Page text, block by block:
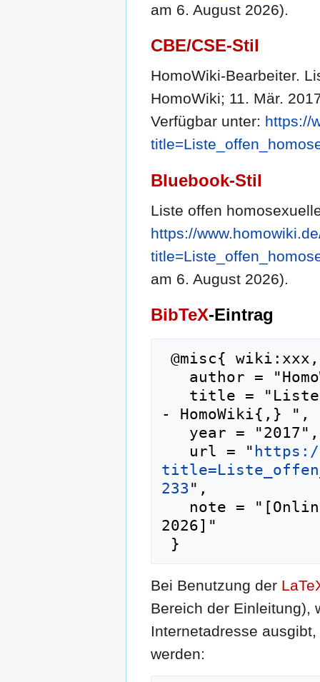
am 6. August 2026).
CBE/CSE-Stil
HomoWiki-Bearbeiter.
HomoWiki; 11. Mär.
Verfügbar unter: https://
Bluebook-Stil
Liste offen
https://
am 6. August 2026).
BibTeX-Eintrag
- HomoWiki{,} ",
   url = "
https://
233 ",
2026]"
Bei Benutzung der
Bereich der Einleitung),
Internetadresse
werden: